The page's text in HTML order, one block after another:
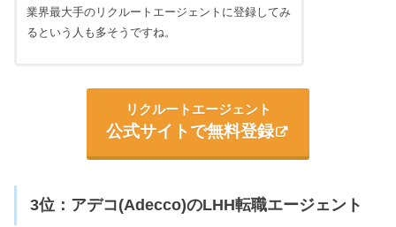
業界最大手のリクルートエージェントに登録してみ
るという人も多そうですね。
リクルートエージェント
公式サイトで無料登録
3位：アデコ(Adecco)のLHH転職エージェント